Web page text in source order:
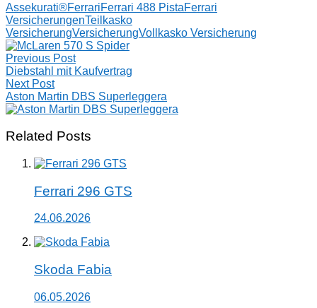
Assekurati®FerrariFerrari 488 PistaFerrari
VersicherungenTeilkasko
VersicherungVersicherungVollkasko Versicherung
Post
navigation
Previous Post
Diebstahl mit Kaufvertrag
Next Post
Aston Martin DBS Superleggera
Related Posts
Ferrari 296 GTS
24.06.2026
Skoda Fabia
06.05.2026